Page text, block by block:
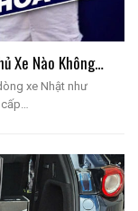
Xe Nào Không…
xe Nhật như
cấp…